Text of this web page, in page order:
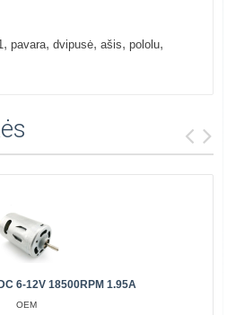
, pavara, dvipusė, ašis, pololu,
6-12V 18500RPM 1.95A
OEM